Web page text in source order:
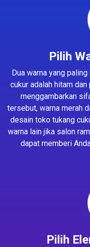
Pilih
Dua warna yang
cukur adalah hitam
menggambarkan
tersebut, warna merah
desain toko tukang
warna lain jika salon
dapat memberi
Pilih